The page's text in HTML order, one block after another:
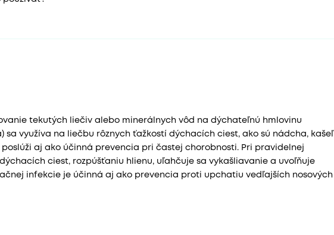
tekutých liečiv alebo minerálnych vôd na dýchateľnú hmlovinu
sa využíva na liečbu rôznych ťažkostí dýchacích ciest, ako sú nádcha, kašeľ
aj ako účinná prevencia pri častej chorobnosti. Pri pravidelnej
ciest, rozpúšťaniu hlienu, uľahčuje sa vykašliavanie a uvoľňuje
infekcie je účinná aj ako prevencia proti upchatiu vedľajších nosových